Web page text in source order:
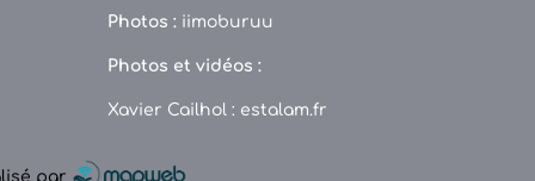
o
o
k
a
m
C
Photos : iimoburuu
Photos et vidéos :
Xavier Cailhol : estalam.fr
par